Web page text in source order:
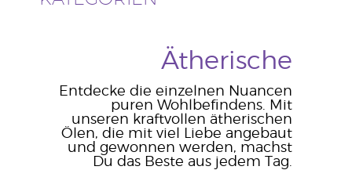
Ätherische
Entdecke die einzelnen Nuancen
puren Wohlbefindens. Mit
unseren kraftvollen ätherischen
Ölen, die mit viel Liebe angebaut
und gewonnen werden, machst
Du das Beste aus jedem Tag.